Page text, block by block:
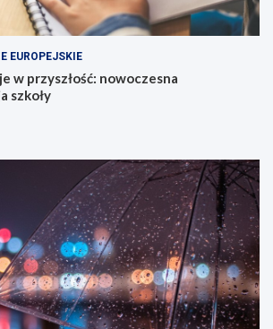
EUROPEJSKIE
w przyszłość: nowoczesna
szkoły